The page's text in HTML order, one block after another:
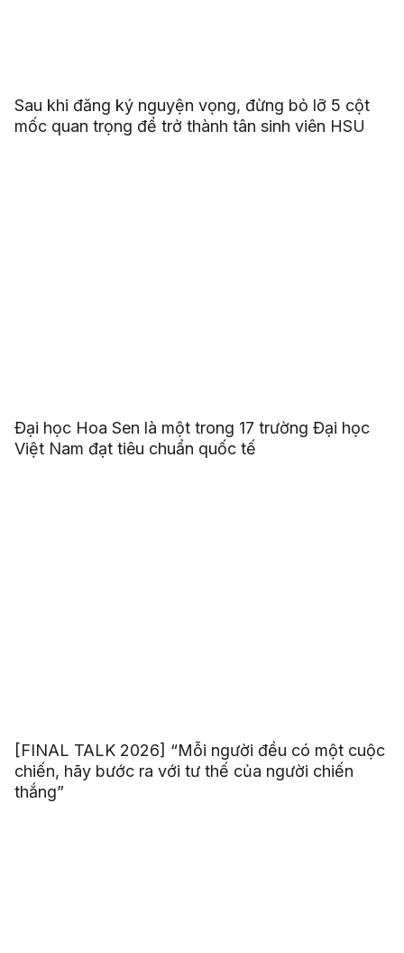
Sau khi đăng ký nguyện vọng, đừng bỏ lỡ 5 cột
mốc quan trọng để trở thành tân sinh viên HSU
Đại học Hoa Sen là một trong 17 trường Đại học
Việt Nam đạt tiêu chuẩn quốc tế
[FINAL TALK 2026] “Mỗi người đều có một cuộc
chiến, hãy bước ra với tư thế của người chiến
thắng”